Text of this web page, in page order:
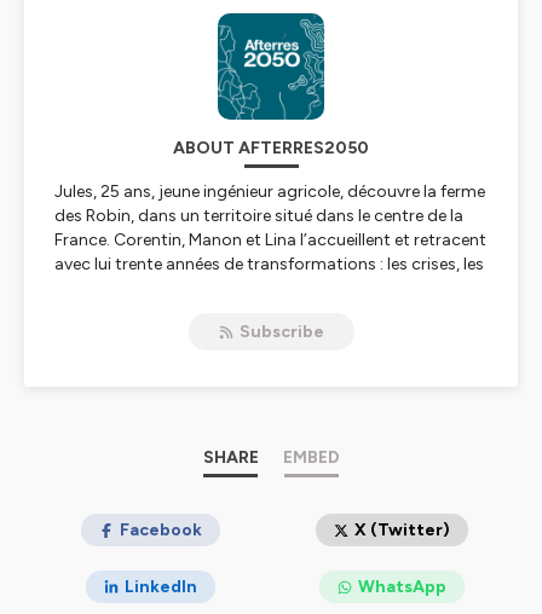
ABOUT AFTERRES2050
Jules, 25 ans, jeune ingénieur agricole, découvre la ferme
des Robin, dans un territoire situé dans le centre de la
France. Corentin, Manon et Lina l’accueillent et retracent
avec lui trente années de transformations : les crises, les
À travers trois épisodes, ce podcast retrace l’histoire
changement climatique, et sens du métier. Ces récits
donnent chair aux trajectoires de transition, en ancrant
territoriales.
Conçu à partir des données, hypothèses et
enseignements du scénario Afterres2050, ce podcast
Subscribe
SHARE EMBED
Facebook X (Twitter)
LinkedIn WhatsApp